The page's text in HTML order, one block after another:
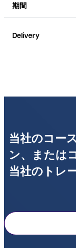
期間
Delivery
当社のコー
ン、または
当社のトレ